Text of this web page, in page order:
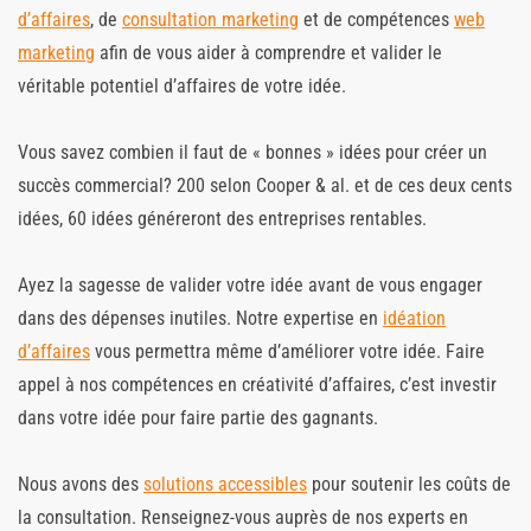
d’affaires, de consultation marketing et de compétences web
marketing afin de vous aider à comprendre et valider le
véritable potentiel d’affaires de votre idée.
Vous savez combien il faut de « bonnes » idées pour créer un
succès commercial? 200 selon Cooper & al. et de ces deux cents
idées, 60 idées généreront des entreprises rentables.
Ayez la sagesse de valider votre idée avant de vous engager
dans des dépenses inutiles. Notre expertise en idéation
d’affaires vous permettra même d’améliorer votre idée. Faire
appel à nos compétences en créativité d’affaires, c’est investir
dans votre idée pour faire partie des gagnants.
Nous avons des solutions accessibles pour soutenir les coûts de
la consultation. Renseignez-vous auprès de nos experts en